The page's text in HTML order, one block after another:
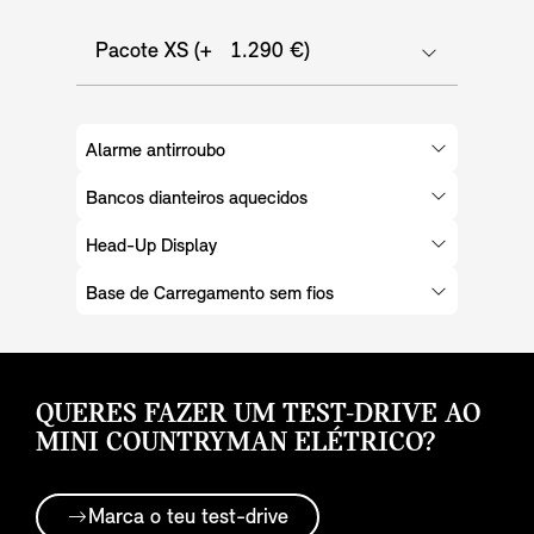
Pacote XS (+ 1.290 €)
Alarme antirroubo
Bancos dianteiros aquecidos
Head-Up Display
Base de Carregamento sem fios
QUERES FAZER UM TEST-DRIVE AO
MINI COUNTRYMAN ELÉTRICO?
Marca o teu test-drive